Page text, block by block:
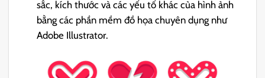
sắc, kích thước và các yếu tố khác của hình ảnh
bằng các phần mềm đồ họa chuyên dụng như
Adobe Illustrator.